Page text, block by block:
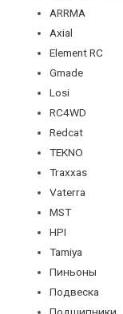
ARRMA
Axial
Element RC
Gmade
Losi
RC4WD
Redcat
TEKNO
Traxxas
Vaterra
MST
HPI
Tamiya
Пиньоны
Подвеска